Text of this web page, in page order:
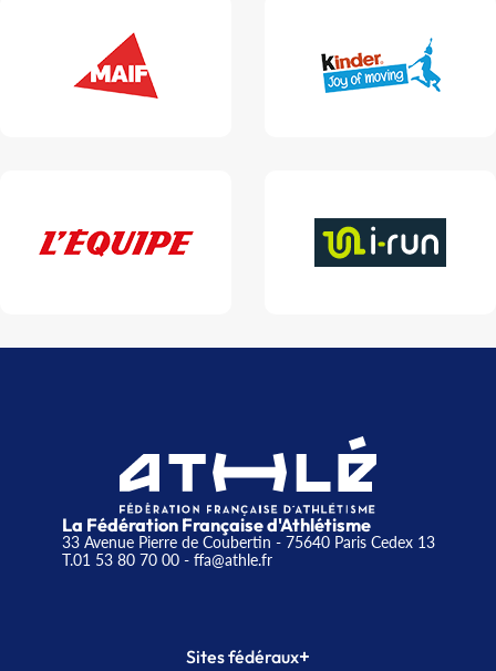
La Fédération Française d'Athlétisme
33 Avenue Pierre de Coubertin - 75640 Paris Cedex 13
T.01 53 80 70 00- ffa@athle.fr
Sites fédéraux+